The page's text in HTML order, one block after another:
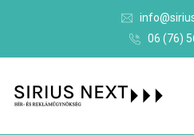
06 (76)